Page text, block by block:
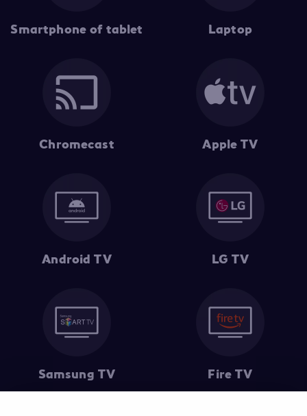
Smartphone of tablet Laptop
Chromecast Apple TV
Android TV LG TV
Samsung TV Fire TV